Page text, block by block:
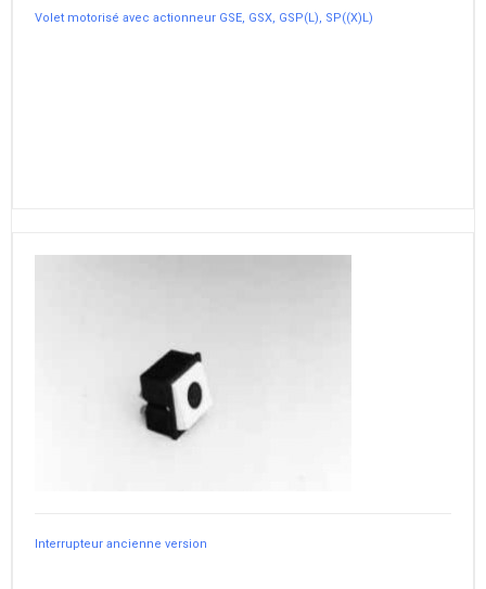
Volet motorisé avec actionneur GSE, GSX, GSP(L), SP((X)L)
Interrupteur ancienne version